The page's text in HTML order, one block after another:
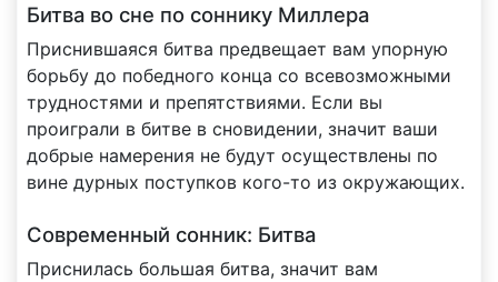
Битва во сне по соннику Миллера
Приснившаяся битва предвещает вам упорную
борьбу до победного конца со всевозможными
трудностями и препятствиями. Если вы
проиграли в битве в сновидении, значит ваши
добрые намерения не будут осуществлены по
вине дурных поступков кого-то из окружающих.
Современный сонник: Битва
Приснилась большая битва, значит вам